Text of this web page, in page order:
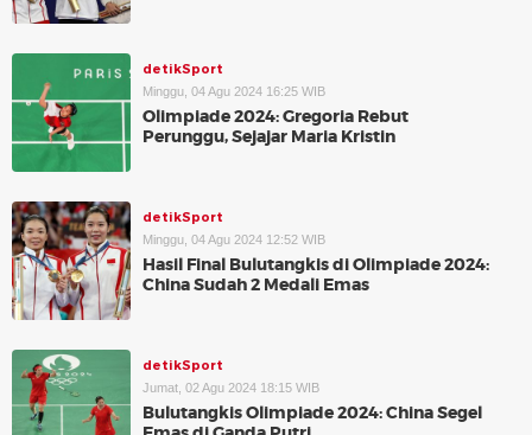
detikSport
Minggu, 04 Agu 2024 16:25 WIB
Olimpiade 2024: Gregoria Rebut
Perunggu, Sejajar Maria Kristin
detikSport
Minggu, 04 Agu 2024 12:52 WIB
Hasil Final Bulutangkis di Olimpiade 2024:
China Sudah 2 Medali Emas
detikSport
Jumat, 02 Agu 2024 18:15 WIB
Bulutangkis Olimpiade 2024: China Segel